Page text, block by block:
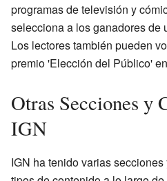
programas de televisión y
selecciona a los ganadores de
Los lectores también pueden
premio 'Elección del Público'
Otras Secciones y
IGN
IGN ha tenido varias